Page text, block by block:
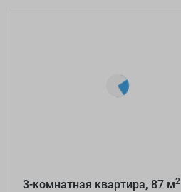
3-комнатная квартира, 87 м2